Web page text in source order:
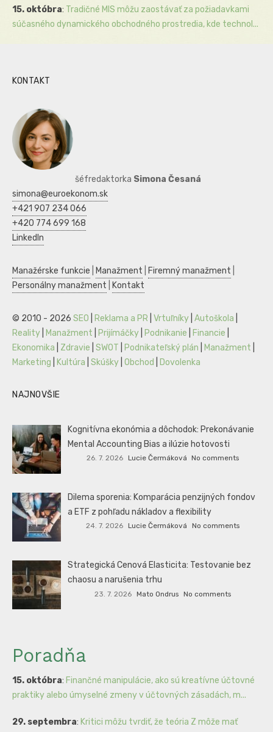
15. októbra: Tradičné MIS môžu zaostávať za požiadavkami
súčasného dynamického obchodného prostredia, kde technol...
KONTAKT
šéfredaktorka Simona Česaná
simona@euroekonom.sk
+421 907 234 066
+420 774 699 168
LinkedIn
Manažérske funkcie Manažment Firemný manažment
Personálny manažment
Kontakt
© 2010 - 2026 SEO Reklama a PR Vrtuľníky Autoškola
Reality
Manažment Prijímáčky Podnikanie Financie
Ekonomika
Zdravie SWOT Podnikateľský plán Manažment
Marketing
Kultúra Skúšky Obchod Dovolenka
NAJNOVŠIE
Kognitívna ekonómia a dôchodok: Prekonávanie
Mental Accounting Bias a ilúzie hotovosti
26. 7. 2026 Lucie Čermáková No comments
Dilema sporenia: Komparácia penzijných fondov
a ETF z pohľadu nákladov a flexibility
24. 7. 2026 Lucie Čermáková No comments
Strategická Cenová Elasticita: Testovanie bez
chaosu a narušenia trhu
23. 7. 2026 Mato Ondrus No comments
Poradňa
15. októbra: Finančné manipulácie, ako sú kreatívne účtovné
praktiky alebo úmyselné zmeny v účtovných zásadách, m...
29. septembra: Kritici môžu tvrdiť, že teória Z môže mať